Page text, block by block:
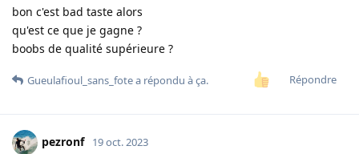
bon c'est bad taste alors
qu'est ce que je gagne ?
boobs de qualité supérieure ?
Répondre
Gueulafioul_sans_fotea répondu à ça.
pezronf 19 oct. 2023